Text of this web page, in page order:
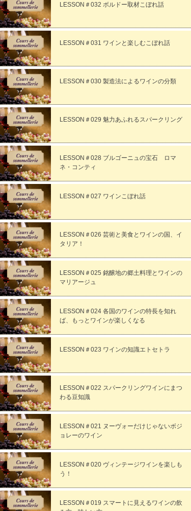
LESSON＃032 ボルドー取材こぼれ話
LESSON＃031 ワインと楽しむこぼれ話
LESSON＃030 製造法によるワインの分類
LESSON＃029 魅力あふれるスパークリング
LESSON＃028 ブルゴーニュの宝石 ロマ
ネ・コンティ
LESSON＃027 ワインこぼれ話
LESSON＃026 芸術と美食とワインの国、イ
タリア！
LESSON＃025 銘醸地の郷土料理とワインの
マリアージュ
LESSON＃024 各国のワインの特長を知れ
ば、もっとワインが楽しくなる
LESSON＃023 ワインの知識エトセトラ
LESSON＃022 スパークリングワインにまつ
わる豆知識
LESSON＃021 ヌーヴォーだけじゃないボジ
ョレーのワイン
LESSON＃020 ヴィンテージワインを楽しも
う！
LESSON＃019 スマートに見えるワインの飲